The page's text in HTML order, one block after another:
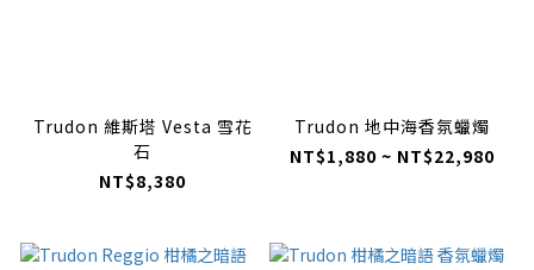
Trudon 維斯塔 Vesta 雪花
石
NT$8,380
Trudon 地中海香氛蠟燭
NT$1,880 ~ NT$22,980